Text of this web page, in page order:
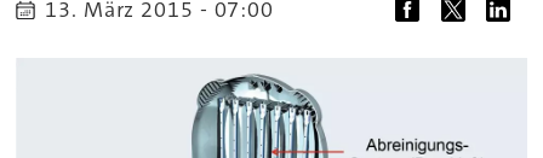
13. März 2015 - 07:00